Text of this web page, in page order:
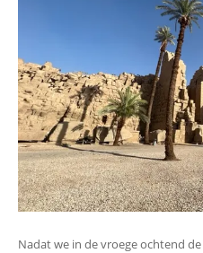
Nadat we in de vroege ochtend de